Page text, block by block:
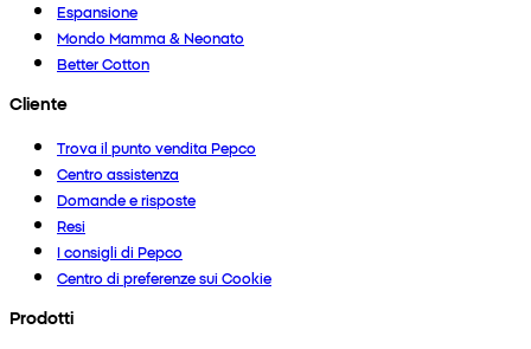
Espansione
Mondo Mamma & Neonato
Better Cotton
Cliente
Trova il punto vendita Pepco
Centro assistenza
Domande e risposte
Resi
I consigli di Pepco
Centro di preferenze sui Cookie
Prodotti